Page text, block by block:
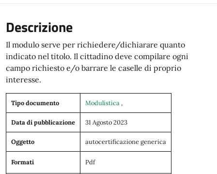
Descrizione
Il modulo serve per richiedere/dichiarare quanto
indicato nel titolo. Il cittadino deve compilare ogni
campo richiesto e/o barrare le caselle di proprio
interesse.
Tipo documento Modulistica ,
Data di pubblicazione 31 Agosto 2023
Oggetto autocertificazione generica
Formati Pdf